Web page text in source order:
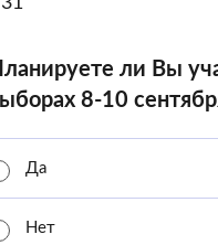
ли Вы
8-10
Да
Нет